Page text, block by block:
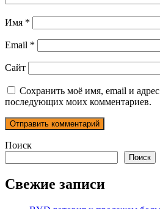
Имя *
Email *
Сайт
Сохранить моё имя, email и адрес
последующих моих комментариев.
Поиск
Поиск
Свежие записи